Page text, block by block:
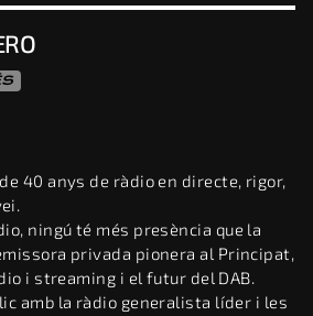
de 40 anys de ràdio en directe, rigor,
ningú té més presència que la
privada pionera al Principat,
i streaming i el futur del DAB.
amb la ràdio generalista líder i les